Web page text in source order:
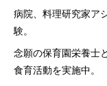
病院、料理研究家ア
験。
念願の保育園栄養士
食育活動を実施中。